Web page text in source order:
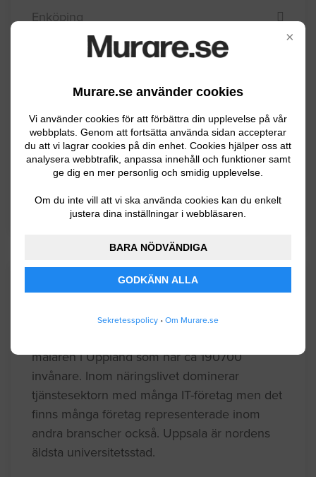
×
Murare.se använder cookies
Vi använder cookies för att förbättra din upplevelse på vår
webbplats. Genom att fortsätta använda sidan accepterar
du att vi lagrar cookies på din enhet. Cookies hjälper oss att
analysera webbtrafik, anpassa innehåll och funktioner samt
ge dig en mer personlig och smidig upplevelse.
Om du inte vill att vi ska använda cookies kan du enkelt
justera dina inställningar i webbläsaren.
BARA NÖDVÄNDIGA
GODKÄNN ALLA
Sekretesspolicy • Om Murare.se
Enköping
Tierp
Uppsala
Älvkarleby
Östhammar
Kommuninformation
mälaren i Uppland som har ca 190700
invånare. Inom näringslivet dominerar
tjänstesektorn med många IT-företag men det
finns många företag representerade inom
andra branscher också. Uppsala är nordens
äldsta universitetsstad.